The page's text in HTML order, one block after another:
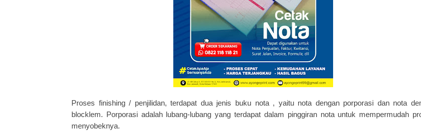
Proses finishing / penjilidan, terdapat dua jenis buku nota , yaitu nota dengan porporasi dan nota
blocklem. Porporasi adalah lubang-lubang yang terdapat dalam pinggiran nota untuk mempermudah
menyobeknya.